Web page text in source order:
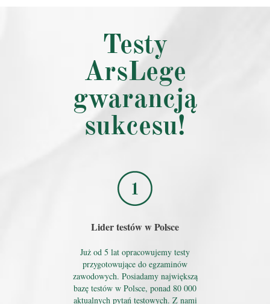
Testy
ArsLege
gwarancją
sukcesu!
Lider testów w Polsce
Już od 5 lat opracowujemy testy
przygotowujące do egzaminów
zawodowych. Posiadamy największą
bazę testów w Polsce, ponad 80 000
aktualnych pytań testowych. Z nami